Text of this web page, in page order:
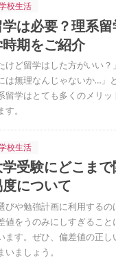
校生活
は必要？理系
期をご紹介
けど留学はした方がいい
は無理なんじゃないか…」
留学はとても多くのメリ
。
校生活
受験にどこま
について
びや勉強計画に利用する
値をうのみにしすぎるこ
ます。ぜひ、偏差値の正
ましょう。